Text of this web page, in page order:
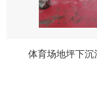
体育场地坪下沉